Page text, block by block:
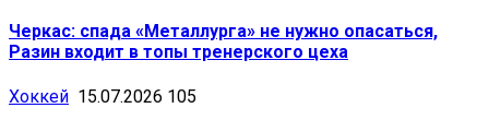
Черкас: спада «Металлурга» не нужно опасаться,
Разин входит в топы тренерского цеха
Хоккей 15.07.2026 105